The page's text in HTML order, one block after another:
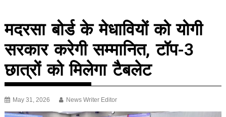
मदरसा बोर्ड के मेधावियों को योगी
सरकार करेगी सम्मानित, टॉप-3
छात्रों को मिलेगा टैबलेट
May 31, 2026 News Writer Editor